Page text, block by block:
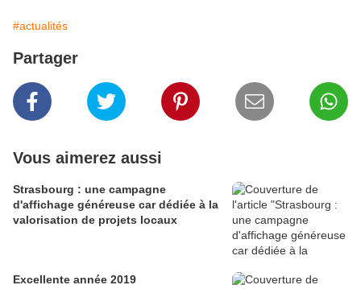
#actualités
Partager
Vous aimerez aussi
Strasbourg : une campagne
d'affichage généreuse car dédiée à la
valorisation de projets locaux
Excellente année 2019